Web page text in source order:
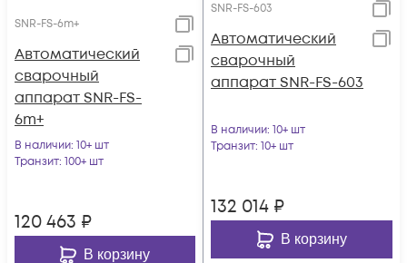
SNR-FS-6m+
Автоматический
сварочный
аппарат SNR-FS-
6m+
В наличии: 10+ шт
Транзит: 100+ шт
120 463 ₽
В корзину
SNR-FS-603
Автоматический
сварочный
аппарат SNR-FS-603
В наличии: 10+ шт
Транзит: 10+ шт
132 014 ₽
В корзину